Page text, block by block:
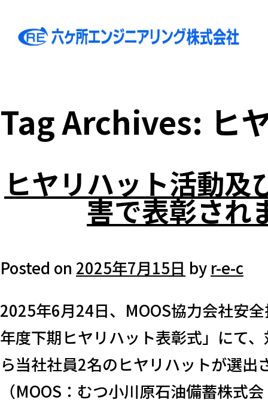
Tag Archives: ヒ
ヒヤリハット活動及
害で表彰され
Posted on 2025年7月15日 by r-e-c
2025年6月24日、MOOS協力会社安
年度下期ヒヤリハット表彰式」にて
ら当社社員2名のヒヤリハットが選出
（MOOS：むつ小川原石油備蓄株式